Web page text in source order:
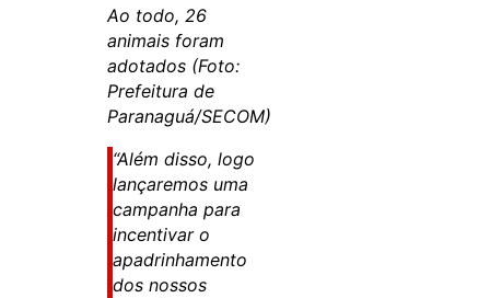
Ao todo, 26
animais foram
adotados (Foto:
Prefeitura de
Paranaguá/SECOM)
“Além disso, logo
lançaremos uma
campanha para
incentivar o
apadrinhamento
dos nossos